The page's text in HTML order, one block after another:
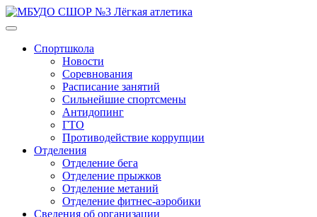
Спортшкола
Новости
Соревнования
Расписание занятий
Сильнейшие спортсмены
Антидопинг
ГТО
Противодействие коррупции
Отделения
Отделение бега
Отделение прыжков
Отделение метаний
Отделение фитнес-аэробики
Сведения об организации